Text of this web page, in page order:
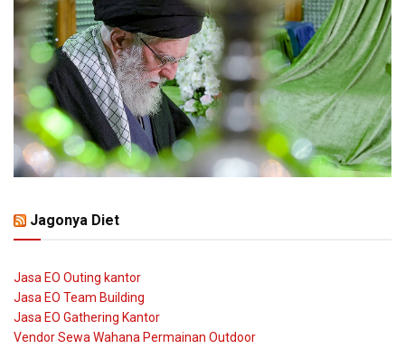
Jagonya Diet
Jasa EO Outing kantor
Jasa EO Team Building
Jasa EO Gathering Kantor
Vendor Sewa Wahana Permainan Outdoor